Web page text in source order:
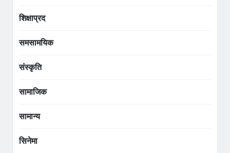
शिक्षाप्रद
समसामयिक
संस्कृति
सामाजिक
सामान्य
सिनेमा